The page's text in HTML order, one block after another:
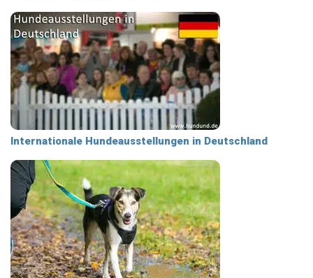
Internationale Hundeausstellungen in Deutschland